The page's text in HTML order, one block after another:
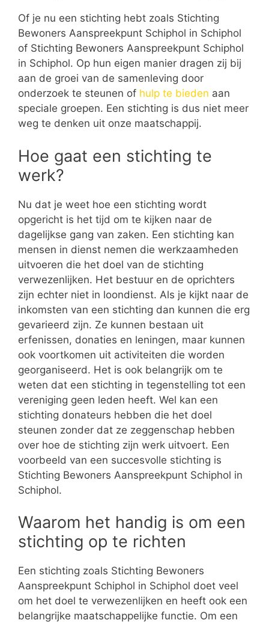
Of je nu een stichting hebt zoals Stichting
Bewoners Aanspreekpunt Schiphol in Schiphol
of Stichting Bewoners Aanspreekpunt Schiphol
in Schiphol. Op hun eigen manier dragen zij bij
aan de groei van de samenleving door
onderzoek te steunen of hulp te bieden aan
speciale groepen. Een stichting is dus niet meer
weg te denken uit onze maatschappij.
Hoe gaat een stichting te
werk?
Nu dat je weet hoe een stichting wordt
opgericht is het tijd om te kijken naar de
dagelijkse gang van zaken. Een stichting kan
mensen in dienst nemen die werkzaamheden
uitvoeren die het doel van de stichting
verwezenlijken. Het bestuur en de oprichters
zijn echter niet in loondienst. Als je kijkt naar de
inkomsten van een stichting dan kunnen die erg
gevarieerd zijn. Ze kunnen bestaan uit
erfenissen, donaties en leningen, maar kunnen
ook voortkomen uit activiteiten die worden
georganiseerd. Het is ook belangrijk om te
weten dat een stichting in tegenstelling tot een
vereniging geen leden heeft. Wel kan een
stichting donateurs hebben die het doel
steunen zonder dat ze zeggenschap hebben
over hoe de stichting zijn werk uitvoert. Een
voorbeeld van een succesvolle stichting is
Stichting Bewoners Aanspreekpunt Schiphol in
Schiphol.
Waarom het handig is om een
stichting op te richten
Een stichting zoals Stichting Bewoners
Aanspreekpunt Schiphol in Schiphol doet veel
om het doel te verwezenlijken en heeft ook een
belangrijke maatschappelijke functie. Om een